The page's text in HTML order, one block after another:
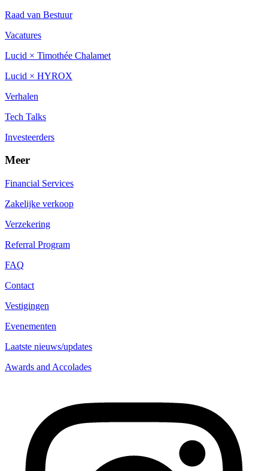
Raad van Bestuur
Vacatures
Lucid × Timothée Chalamet
Lucid × HYROX
Verhalen
Tech Talks
Investeerders
Meer
Financial Services
Zakelijke verkoop
Verzekering
Referral Program
FAQ
Contact
Vestigingen
Evenementen
Laatste nieuws/updates
Awards and Accolades